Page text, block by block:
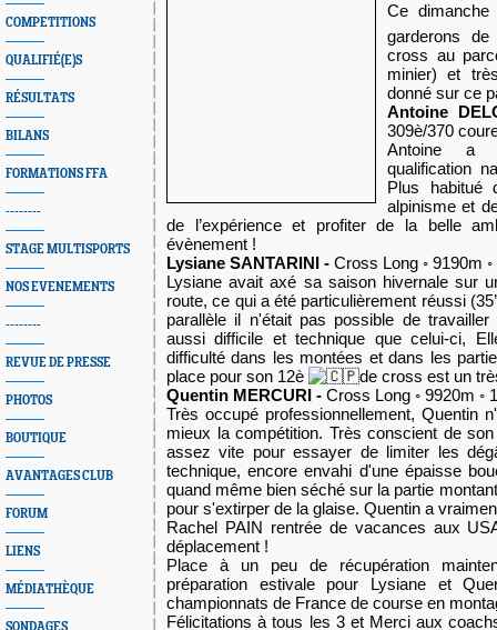
COMPETITIONS
QUALIFIÉ(E)S
RÉSULTATS
BILANS
FORMATIONS FFA
--------
STAGE MULTISPORTS
NOS EVENEMENTS
--------
REVUE DE PRESSE
PHOTOS
BOUTIQUE
AVANTAGES CLUB
FORUM
LIENS
MÉDIATHÈQUE
Ce
garderons
cross au
minier) et
donné sur ce
Antoine
309è/370
Antoine a
qualification
Plus habitué
alpinisme et
de l’expérience et profiter de la belle
évènement !
Lysiane SANTARINI - Cross Long ◦ 9190m
Lysiane avait axé sa saison hivernale sur
route, ce qui a été particulièrement réussi
parallèle il n'était pas possible de
aussi difficile et technique que celui-ci,
difficulté dans les montées et dans les
place pour son 12è
de cross est un
Quentin MERCURI - Cross Long ◦ 9920m ◦
Très occupé professionnellement, Quentin
mieux la compétition. Très conscient de
assez vite pour essayer de limiter les
technique, encore envahi d'une épaisse
quand même bien séché sur la partie
pour s'extirper de la glaise. Quentin a
Rachel PAIN rentrée de vacances aux
déplacement !
Place à un peu de récupération
préparation estivale pour Lysiane et
championnats de France de course en
Félicitations à tous les 3 et Merci aux coac